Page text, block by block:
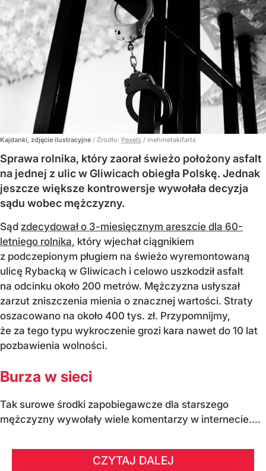
Kajdanki, zdjęcie ilustracyjne / Źródło: Pexels / mehmetakifarts
Sprawa rolnika, który zaorał świeżo położony asfalt
na jednej z ulic w Gliwicach obiegła Polskę. Jednak
jeszcze większe kontrowersje wywołała decyzja
sądu wobec mężczyzny.
Sąd zdecydował o 3-miesięcznym areszcie dla 60-
letniego rolnika, który wjechał ciągnikiem
z podczepionym pługiem na świeżo wyremontowaną
ulicę Rybacką w Gliwicach i celowo uszkodził asfalt
na odcinku około 200 metrów. Mężczyzna usłyszał
zarzut zniszczenia mienia o znacznej wartości. Straty
oszacowano na około 400 tys. zł. Przypomnijmy,
że za tego typu wykroczenie grozi kara nawet do 10 lat
pozbawienia wolności.
Burza w sieci
Tak surowe środki zapobiegawcze dla starszego
mężczyzny wywołały wiele komentarzy w internecie....
CZYTAJ DALEJ